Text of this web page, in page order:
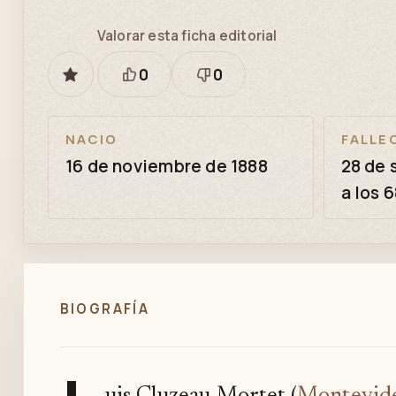
GUARDAR
Valorar esta ficha editorial
Está
0
Necesita
0
NACIO
16 de noviembre de 1888
28 de
a los
BIOGRAFÍA